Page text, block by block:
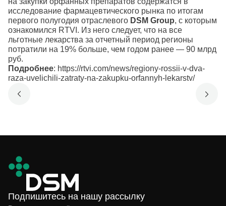
исследование фармацевтического рынка по итогам
первого полугодия отраслевого DSM Group, с которым
ознакомился RTVI. Из него следует, что на все
льготные лекарства за отчетный период регионы
потратили на 19% больше, чем годом ранее — 90 млрд
руб.
Подробнее: https://rtvi.com/news/regiony-rossii-v-dva-
raza-uvelichili-zatraty-na-zakupku-orfannyh-lekarstv/
Подпишитесь на нашу рассылку